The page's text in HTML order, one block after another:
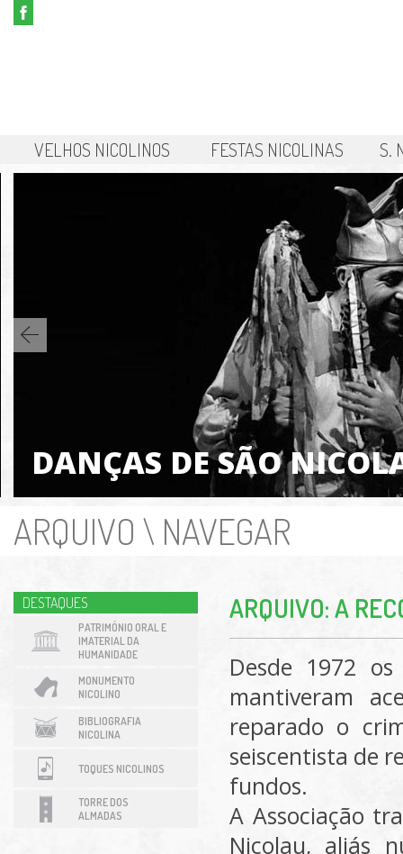
VELHOS NICOLINOS FESTAS NICOLINAS S.
DANÇAS DE SÃO
ARQUIVO \ NAVEGAR
DESTAQUES
PATRIMÓNIO ORAL E
IMATERIAL DA
HUMANIDADE
MONUMENTO
NICOLINO
BIBLIOGRAFIA
NICOLINA
TOQUES NICOLINOS
TORRE DOS
ALMADAS
ARQUIVO: A
Desde 1972
mantiveram
reparado o
seiscentista de
fundos.
A Associação
Nicolau, aliás